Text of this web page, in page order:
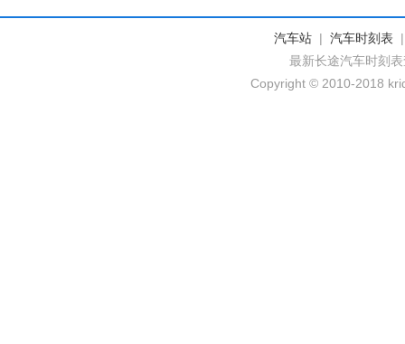
汽车站 | 汽车时刻表
最新长途汽车时刻
Copyright © 2010-2018